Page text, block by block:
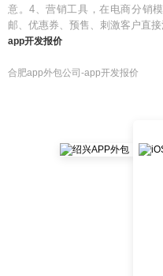
意。4、营销工具，在电商分销
邮、优惠券、预售、刺激客户直
app开发报价
合肥app外包公司-app开发报价